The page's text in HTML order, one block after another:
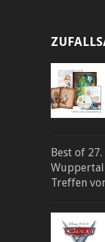
Best of
Wuppertal
Treffen